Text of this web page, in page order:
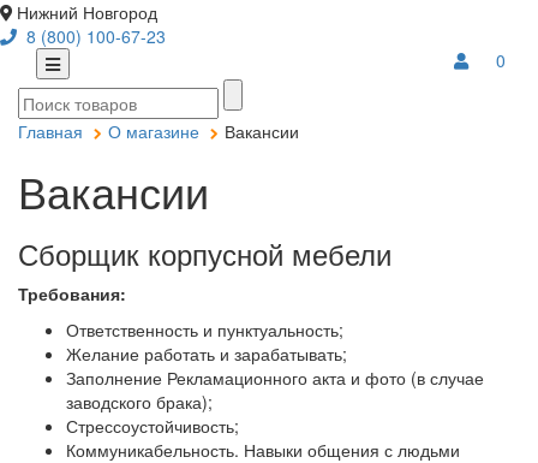
Нижний Новгород
8 (800) 100-67-23
0
Главная О магазине Вакансии
Вакансии
Сборщик корпусной мебели
Требования:
Ответственность и пунктуальность;
Желание работать и зарабатывать;
Заполнение Рекламационного акта и фото (в случае
заводского брака);
Стрессоустойчивость;
Коммуникабельность. Навыки общения с людьми